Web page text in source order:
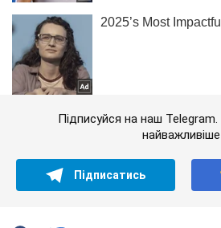
Підписуйся на наш
Підписатись